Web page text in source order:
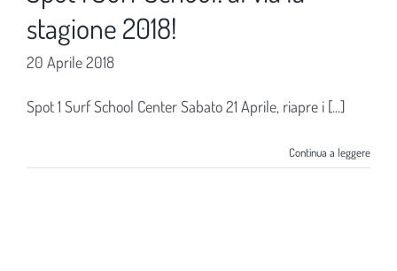
stagione 2018!
20 Aprile 2018
Spot 1 Surf School Center Sabato 21 Aprile, riapre i [...]
Continua a leggere